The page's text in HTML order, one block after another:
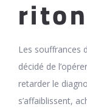
Les souffrances
décidé de
retarder le
s’affaiblissent,